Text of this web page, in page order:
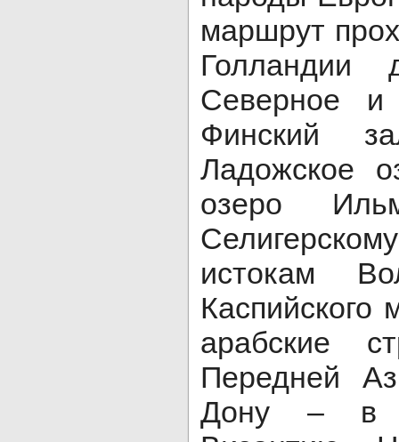
маршрут
Голландии
Северное и
Финский
Ладожское
озеро
истокам
Каспийского
арабские
Передней
Дону – в